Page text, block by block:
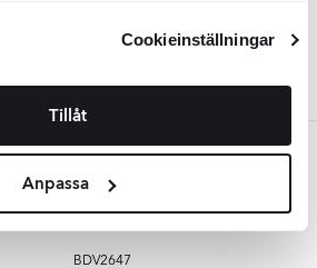
Cookieinställningar
Tillåt
Anpassa
LÄGG I VARUKORG
🥇 TOPPDESIGN 2026
BDV2647